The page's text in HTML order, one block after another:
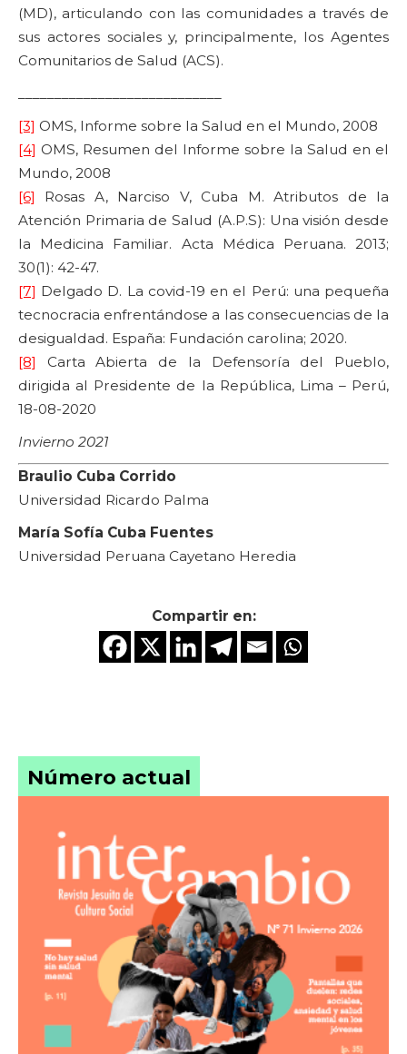
(MD), articulando con las comunidades a través de
sus actores sociales y, principalmente, los Agentes
Comunitarios de Salud (ACS).
[3] OMS, Informe sobre la Salud en el Mundo, 2008
[4] OMS, Resumen del Informe sobre la Salud en el
Mundo, 2008
[6]
Rosas A, Narciso V, Cuba M. Atributos de la
Atención Primaria de Salud (A.P.S): Una visión desde
la Medicina Familiar. Acta Médica Peruana. 2013;
30(1): 42-47.
[7] Delgado D. La covid-19 en el Perú: una pequeña
tecnocracia enfrentándose a las consecuencias de la
desigualdad. España: Fundación carolina; 2020.
[8]
Carta Abierta de la Defensoría del Pueblo,
dirigida al Presidente de la República, Lima – Perú,
18-08-2020
Invierno 2021
Braulio Cuba Corrido
Universidad Ricardo Palma
María Sofía Cuba Fuentes
Universidad Peruana Cayetano Heredia
Compartir en:
Número actual